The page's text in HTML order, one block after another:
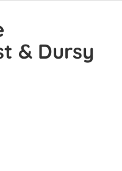
& Dursy